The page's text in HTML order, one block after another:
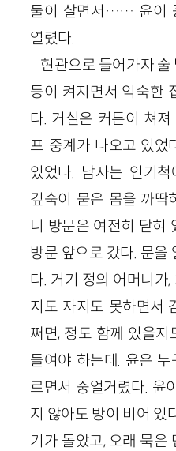
둘이 살면서…… 윤이
열렸다.
현관으로 들어가자 술
등이 켜지면서 익숙한
다. 거실은 커튼이 쳐
프 중계가 나오고 있었
있었다. 남자는 인기
깊숙이 묻은 몸을 까딱
니 방문은 여전히 닫혀
방문 앞으로 갔다. 문을
다. 거기 정의 어머니가
지도 자지도 못하면서
쩌면, 정도 함께 있을지
들여야 하는데. 윤은
르면서 중얼거렸다. 윤
지 않아도 방이 비어 있
기가 돌았고, 오래 묵은